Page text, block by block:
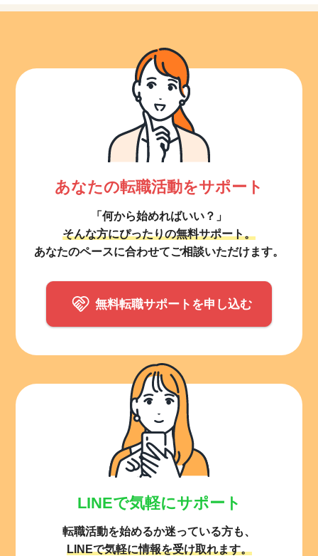
あなたの転職活動をサポート
「何から始めればいい？」
そんな方にぴったりの無料サポート。
あなたのペースに合わせてご相談いただけます。
無料転職サポートを申し込む
LINEで気軽にサポート
転職活動を始めるか迷っている方も、
LINEで気軽に情報を受け取れます。